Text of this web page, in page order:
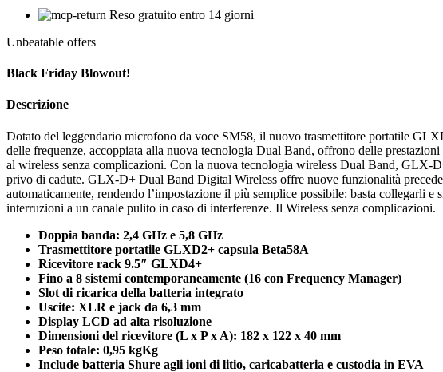
Reso gratuito entro 14 giorni
Unbeatable offers
Black Friday Blowout!
Descrizione
Dotato del leggendario microfono da voce SM58, il nuovo trasmettitore portatile
delle frequenze, accoppiata alla nuova tecnologia Dual Band, offrono delle
al wireless senza complicazioni. Con la nuova tecnologia wireless Dual Band, GLX-
privo di cadute. GLX-D+ Dual Band Digital Wireless offre nuove funzionalità
automaticamente, rendendo l’impostazione il più semplice possibile: basta collegarli
interruzioni a un canale pulito in caso di interferenze. Il Wireless senza complicazioni.
Doppia banda: 2,4 GHz e 5,8 GHz
Trasmettitore portatile GLXD2+ capsula Beta58A
Ricevitore rack 9.5″ GLXD4+
Fino a 8 sistemi contemporaneamente (16 con Frequency Manager)
Slot di ricarica della batteria integrato
Uscite: XLR e jack da 6,3 mm
Display LCD ad alta risoluzione
Dimensioni del ricevitore (L x P x A): 182 x 122 x 40 mm
Peso totale: 0,95 kgKg
Include batteria Shure agli ioni di litio, caricabatteria e custodia in EVA